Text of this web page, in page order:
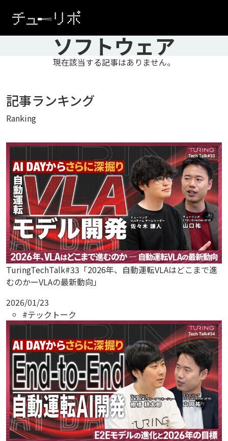
ソフトウェア
現在該当する記事はありません。
記事ランキング
Ranking
TuringTechTalk#33「2026年、自動運転VLAはどこまで進
むのかーVLAの最新動向」
2026/01/23
#テックトーク